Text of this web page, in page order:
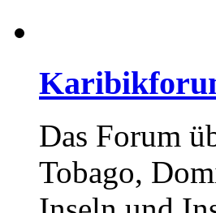
Das Forum
Tobago,